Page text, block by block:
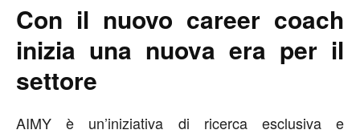
Con il nuovo career coach
inizia una nuova era per il
settore
AIMY è un’iniziativa di ricerca esclusiva e